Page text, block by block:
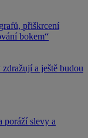
přiškrcení
bokem“
a ještě budou
poráží slevy a